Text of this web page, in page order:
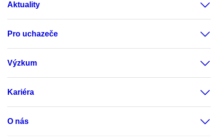
Aktuality
Pro uchazeče
Výzkum
Kariéra
O nás